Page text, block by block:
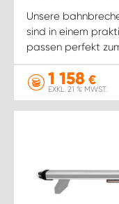
Unsere
sind in einem
passen perfekt
1 158 €
EXKL. 21 % MWST.